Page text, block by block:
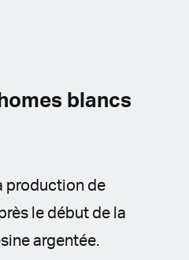
blancs
production de
le début de la
argentée.